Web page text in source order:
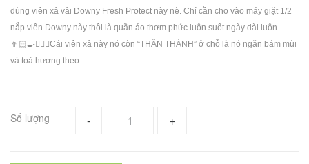
dùng viên xả vải Downy Fresh Protect này nè. Chỉ cần cho vào máy giặt 1/2
nắp viên Downy này thôi là quần áo thơm phức luôn suốt ngày dài luôn.
👨🏻‍🍳🏃🏻‍♂️Cái viên xả này nó còn “THẦN THÁNH” ở chỗ là nó ngăn bám mùi
và toả hương theo...
Số lượng - +